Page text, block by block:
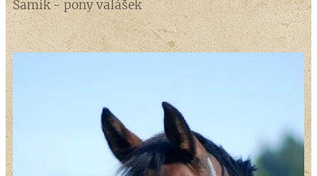
Samík - pony valášek